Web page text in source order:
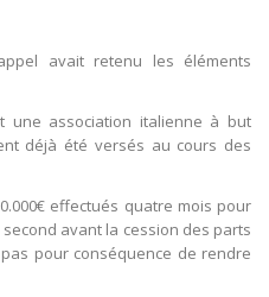
avait retenu les éléments
une association italienne à but
déjà été versés au cours des
effectués quatre mois pour
avant la cession des parts
pour conséquence de rendre